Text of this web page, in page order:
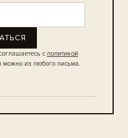
с политикой
можно из любого письма.